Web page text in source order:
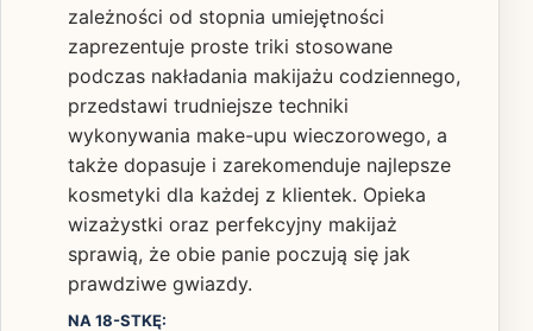
zależności od stopnia umiejętności
zaprezentuje proste triki stosowane
podczas nakładania makijażu codziennego,
przedstawi trudniejsze techniki
wykonywania make-upu wieczorowego, a
także dopasuje i zarekomenduje najlepsze
kosmetyki dla każdej z klientek. Opieka
wizażystki oraz perfekcyjny makijaż
sprawią, że obie panie poczują się jak
prawdziwe gwiazdy.
NA 18-STKĘ: